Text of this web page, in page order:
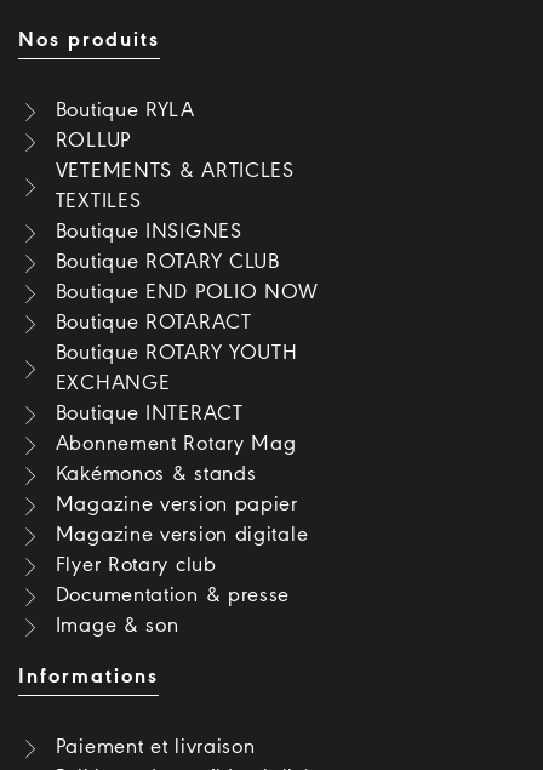
Nos produits
Boutique RYLA
ROLLUP
VETEMENTS & ARTICLES
TEXTILES
Boutique INSIGNES
Boutique ROTARY CLUB
Boutique END POLIO NOW
Boutique ROTARACT
Boutique ROTARY YOUTH
EXCHANGE
Boutique INTERACT
Abonnement Rotary Mag
Kakémonos & stands
Magazine version papier
Magazine version digitale
Flyer Rotary club
Documentation & presse
Image & son
Informations
Paiement et livraison